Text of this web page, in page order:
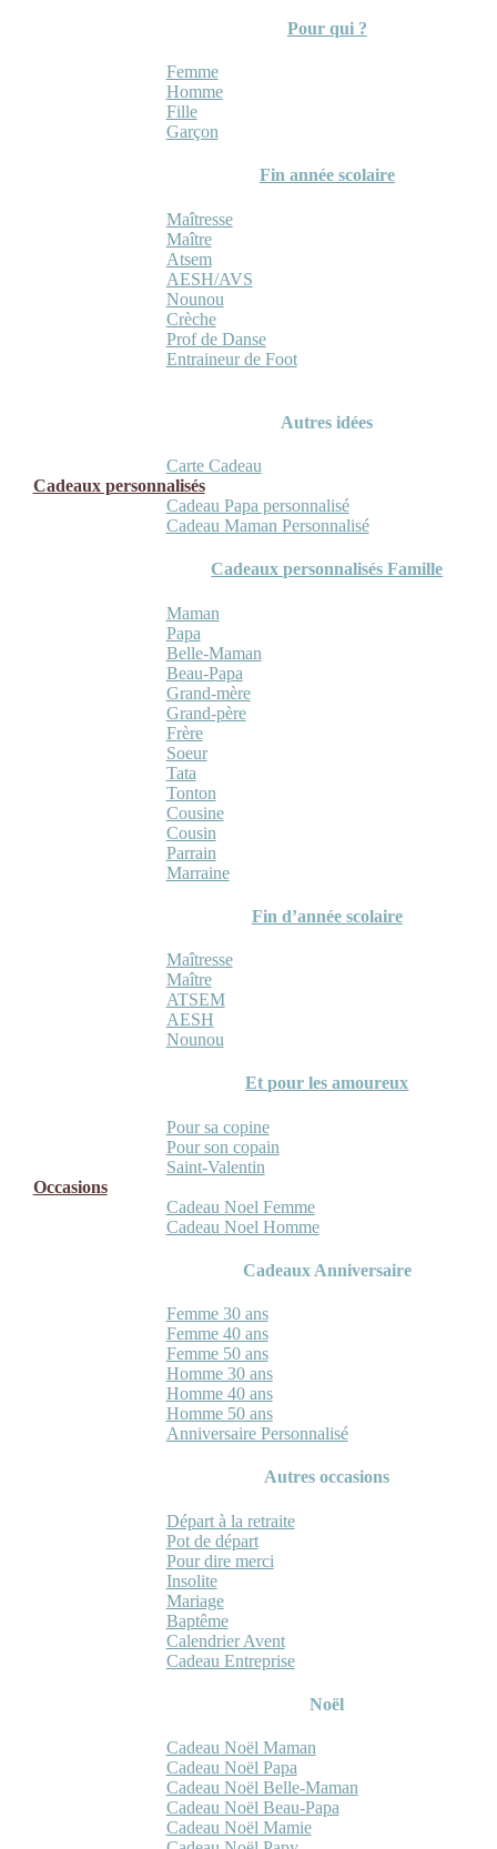
Pour qui ?
Femme
Homme
Fille
Garçon
Fin année scolaire
Maîtresse
Maître
Atsem
AESH/AVS
Nounou
Crèche
Prof de Danse
Entraineur de Foot
Autres idées
Carte Cadeau
Cadeaux personnalisés
Cadeau Papa personnalisé
Cadeau Maman Personnalisé
Cadeaux personnalisés Famille
Maman
Papa
Belle-Maman
Beau-Papa
Grand-mère
Grand-père
Frère
Soeur
Tata
Tonton
Cousine
Cousin
Parrain
Marraine
Fin d’année scolaire
Maîtresse
Maître
ATSEM
AESH
Nounou
Et pour les amoureux
Pour sa copine
Pour son copain
Saint-Valentin
Occasions
Cadeau Noel Femme
Cadeau Noel Homme
Cadeaux Anniversaire
Femme 30 ans
Femme 40 ans
Femme 50 ans
Homme 30 ans
Homme 40 ans
Homme 50 ans
Anniversaire Personnalisé
Autres occasions
Départ à la retraite
Pot de départ
Pour dire merci
Insolite
Mariage
Baptême
Calendrier Avent
Cadeau Entreprise
Noël
Cadeau Noël Maman
Cadeau Noël Papa
Cadeau Noël Belle-Maman
Cadeau Noël Beau-Papa
Cadeau Noël Mamie